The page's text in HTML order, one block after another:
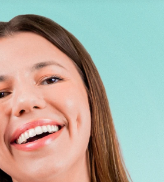
Profil de l'utilisateur
Mes appareils
Mes commandes
Mes adresses
Mes abonnements
Tech Elixir
Set
Español
Português
Русский
体中文 繁體中文